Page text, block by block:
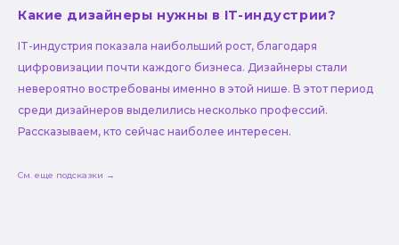
Какие дизайнеры нужны в IT-индустрии?
IT-индустрия показала наибольший рост, благодаря
цифровизации почти каждого бизнеса. Дизайнеры стали
невероятно востребованы именно в этой нише. В этот период
среди дизайнеров выделились несколько профессий.
Рассказываем, кто сейчас наиболее интересен.
См. еще подсказки →